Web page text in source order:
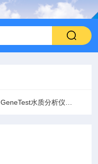
GeneTest水质分析仪